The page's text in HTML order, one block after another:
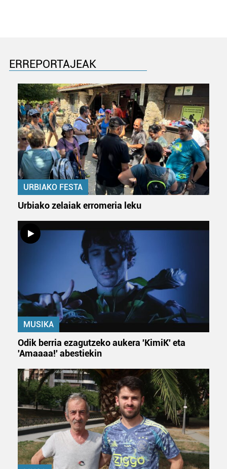
ERREPORTAJEAK
URBIAKO FESTA
Urbiako zelaiak erromeria leku
MUSIKA
Odik berria ezagutzeko aukera 'KimiK' eta
'Amaaaa!' abestiekin